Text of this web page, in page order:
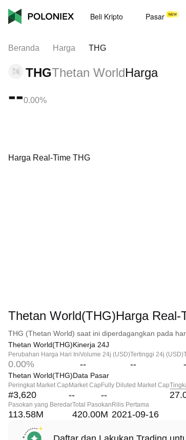
Beli Kripto Pasar
Beranda Harga THG
THGThetan WorldHarga
--0.00%
Harga Real-Time THG
Thetan World(THG)Harga Real-
THG (Thetan World) saat ini diperdagangkan pada
Thetan World(THG)Kinerja 24J
Perubahan Harga Hari Ini
0.00%
Volume 24j (USD)
--
Tertinggi 24j (USD)
--
Thetan World(THG)Data Pasar
Peringkat Market Cap
#3,620
Market Cap
--
Fully Diluted Market Cap
--
Pasokan yang Beredar
113.58M
Total Pasokan
420.00M
Rilis Pertama
2021-09-16